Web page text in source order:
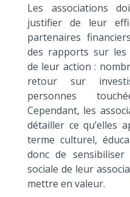
Les associations
justifier de leur
partenaires
des rapports sur les
de leur action :
retour sur
personnes
Cependant, les
détailler ce qu’elles
terme culturel,
donc de
sociale de leur
mettre en valeur.